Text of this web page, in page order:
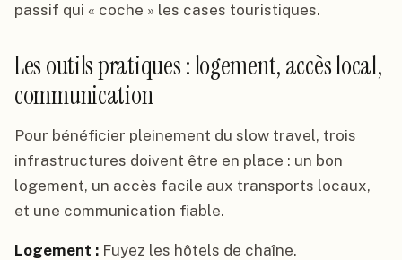
passif qui « coche » les cases touristiques.
Les outils pratiques : logement, accès local,
communication
Pour bénéficier pleinement du slow travel, trois
infrastructures doivent être en place : un bon
logement, un accès facile aux transports locaux,
et une communication fiable.
Logement : Fuyez les hôtels de chaîne.